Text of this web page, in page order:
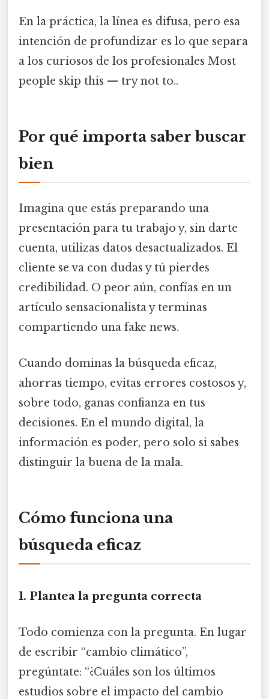
En la práctica, la línea es difusa, pero esa
intención de profundizar es lo que separa
a los curiosos de los profesionales Most
people skip this — try not to..
Por qué importa saber buscar
bien
Imagina que estás preparando una
presentación para tu trabajo y, sin darte
cuenta, utilizas datos desactualizados. El
cliente se va con dudas y tú pierdes
credibilidad. O peor aún, confías en un
artículo sensacionalista y terminas
compartiendo una fake news.
Cuando dominas la búsqueda eficaz,
ahorras tiempo, evitas errores costosos y,
sobre todo, ganas confianza en tus
decisiones. En el mundo digital, la
información es poder, pero solo si sabes
distinguir la buena de la mala.
Cómo funciona una
búsqueda eficaz
1. Plantea la pregunta correcta
Todo comienza con la pregunta. En lugar
de escribir “cambio climático”,
pregúntate: “¿Cuáles son los últimos
estudios sobre el impacto del cambio